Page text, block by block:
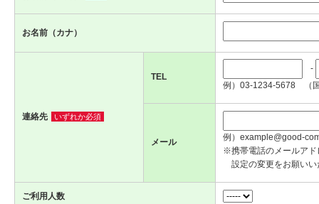
お名前（カナ）
連絡先 いずれか必須
TEL
-
例）03-1234-5678 （
メール
例）example@good-
※携帯電話のメールアド
設定の変更をお願いい
ご利用人数